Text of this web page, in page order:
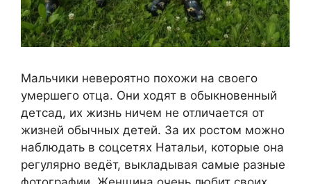
Мальчики невероятно похожи на своего
умершего отца. Они ходят в обыкновенный
детсад, их жизнь ничем не отличается от
жизней обычных детей. За их ростом можно
наблюдать в соцсетях Натальи, которые она
регулярно ведёт, выкладывая самые разные